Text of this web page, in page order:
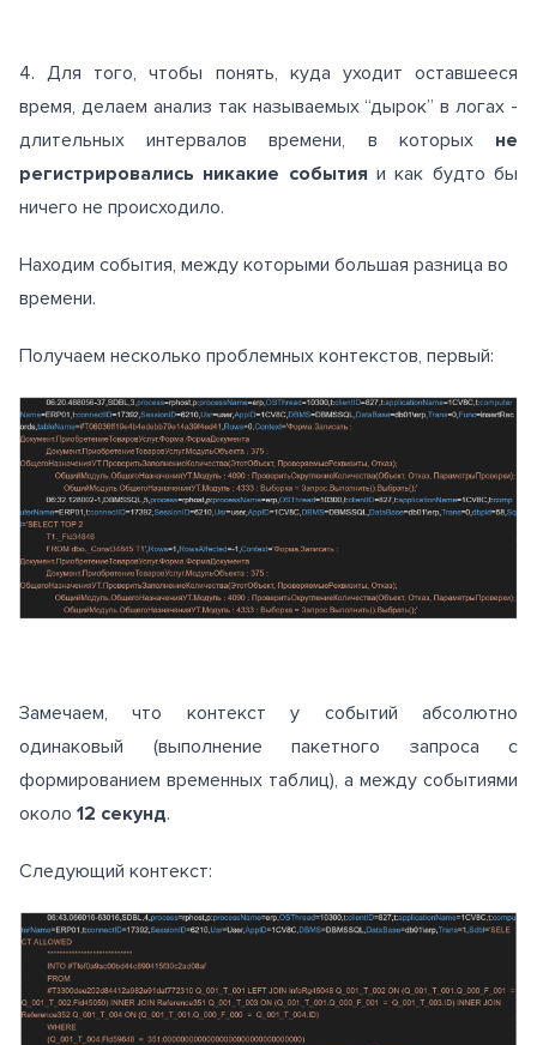
4. Для того, чтобы понять, куда уходит оставшееся
время, делаем анализ так называемых “дырок” в логах -
длительных интервалов времени, в которых не
регистрировались никакие события и как будто бы
ничего не происходило.
Находим события, между которыми большая разница во
времени.
Получаем несколько проблемных контекстов, первый:
Замечаем, что контекст у событий абсолютно
одинаковый (выполнение пакетного запроса с
формированием временных таблиц), а между событиями
около 12 секунд.
Следующий контекст: